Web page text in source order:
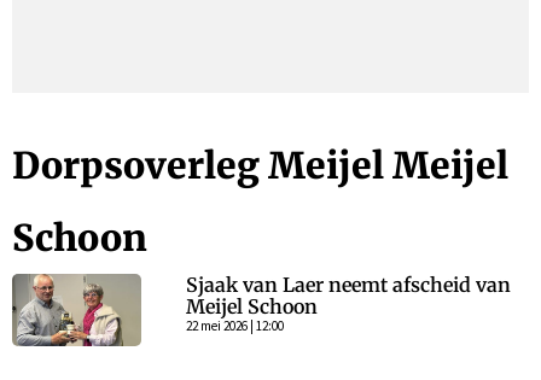
Dorpsoverleg Meijel Meijel
Schoon
Sjaak van Laer neemt afscheid van
Meijel Schoon
22 mei 2026 | 12:00